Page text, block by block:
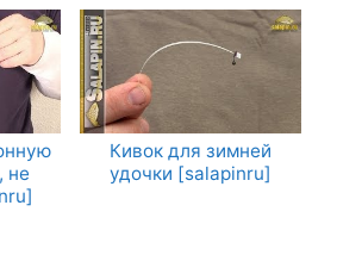
не
Кивок для зимней
удочки [salapinru]